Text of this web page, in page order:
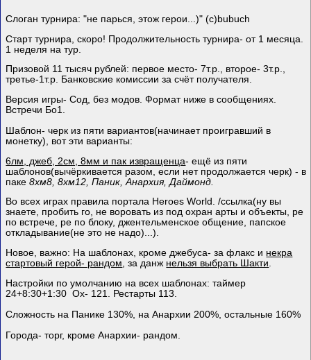
Слоган турнира: "не парься, этож герои...)" (с)bubuch
Старт турнира, скоро! Продолжительность турнира- от 1 месяца.
1 неделя на тур.
Призовой 11 тысяч рублей: первое место- 7т.р., второе- 3т.р.,
третье-1т.р. Банковские комиссии за счёт получателя.
Версия игры- Сод, без модов. Формат ниже в сообщениях.
Встречи Бо1.
Шаблон- черк из пяти вариантов(начинает проигравший в
монетку), вот эти варианты:
6лм, джеб, 2см, 8мм и пак извращенца- ещё из пяти
шаблонов(вычёркивается разом, если нет продолжается черк) - в
паке8хм8, 8хм12, Паник, Анархия, Даймонд.
Во всех играх правила портала Heroes World. /ссылка(ну вы
знаете, пробить го, не воровать из под охран арты и объекты, ре
по встрече, ре по блоку, джентельменское общение, папское
откладывание(не это не надо)...).
Новое, важно: На шаблонах, кроме джебуса- за флакс и некра
стартовый герой- рандом , за данж нельзя выбрать Шакти
Настройки по умолчанию на всех шаблонах: таймер
24+8:30+1:30 Ох- 121. Рестарты 113.
Сложность на Панике 130%, на Анархии 200%, остальные 160%
Города- торг, кроме Анархии- рандом.